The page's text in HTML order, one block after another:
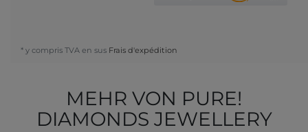
* y compris TVA en sus Frais d'expédition
MEHR VON PURE!
DIAMONDS JEWELLERY